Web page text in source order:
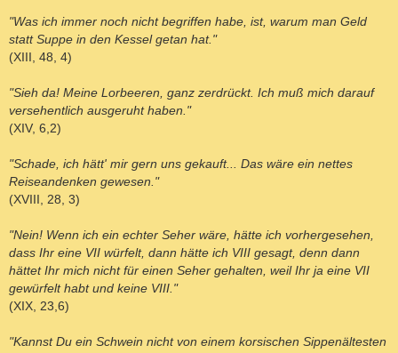
"Was ich immer noch nicht begriffen habe, ist, warum man Geld
statt Suppe in den Kessel getan hat."
(XIII, 48, 4)
"Sieh da! Meine Lorbeeren, ganz zerdrückt. Ich muß mich darauf
versehentlich ausgeruht haben."
(XIV, 6,2)
"Schade, ich hätt' mir gern uns gekauft... Das wäre ein nettes
Reiseandenken gewesen."
(XVIII, 28, 3)
"Nein! Wenn ich ein echter Seher wäre, hätte ich vorhergesehen,
dass Ihr eine VII würfelt, dann hätte ich VIII gesagt, denn dann
hättet Ihr mich nicht für einen Seher gehalten, weil Ihr ja eine VII
gewürfelt habt und keine VIII."
(XIX, 23,6)
"Kannst Du ein Schwein nicht von einem korsischen Sippenältesten